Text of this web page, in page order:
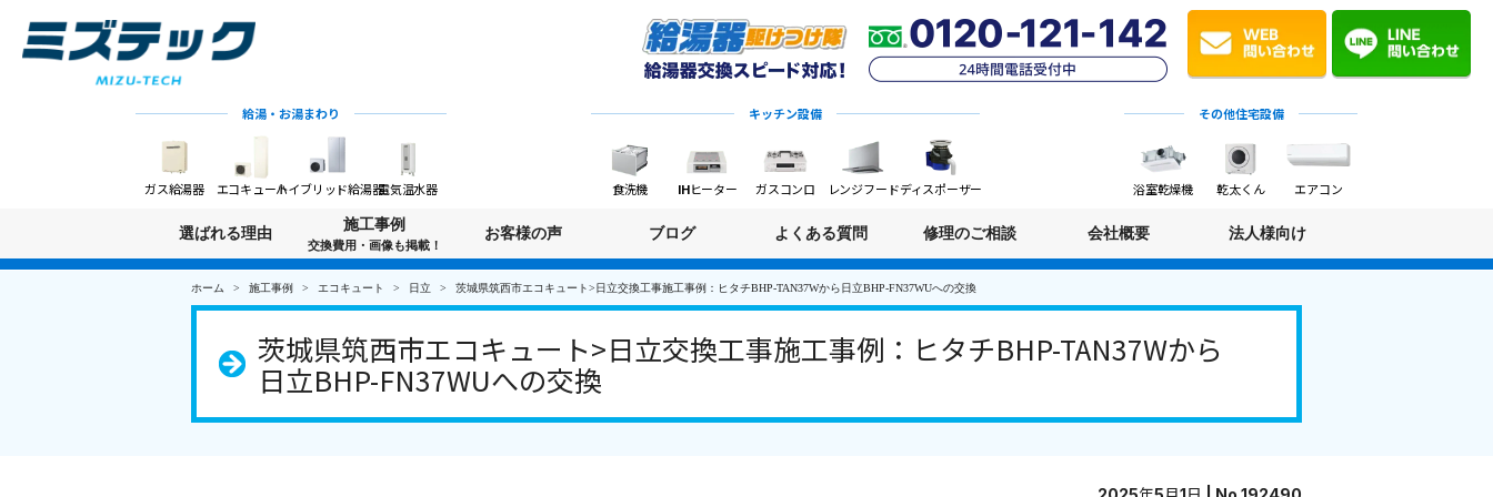
給湯・お湯まわり
ガス給湯器 エコキュートハイブリッド給湯器電気温水器
キッチン設備
食洗機 IHヒーター ガスコンロ レンジフードディスポーザー
その他住宅設備
浴室乾燥機 乾太くん エアコン
選ばれる理由
施工事例
交換費用・画像も掲載！
お客様の声 ブログ よくある質問 修理のご相談 会社概要 法人様向け
ホーム 施工事例 エコキュート 日立 茨城県筑西市エコキュート>日立交換工事施工事例：ヒタチBHP-TAN37Wから日立BHP-FN37WUへの交換
茨城県筑西市エコキュート>日立交換工事施工事例：ヒタチBHP-TAN37Wから
日立BHP-FN37WUへの交換